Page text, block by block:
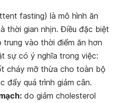
fasting) là mô hình ăn
thời gian nhịn. Điều đặc biệt
vào thời điểm ăn hơn
sự có ý nghĩa trong việc:
cháy mỡ thừa cho toàn bộ
đẩy quá trình giảm cân.
do giảm cholesterol